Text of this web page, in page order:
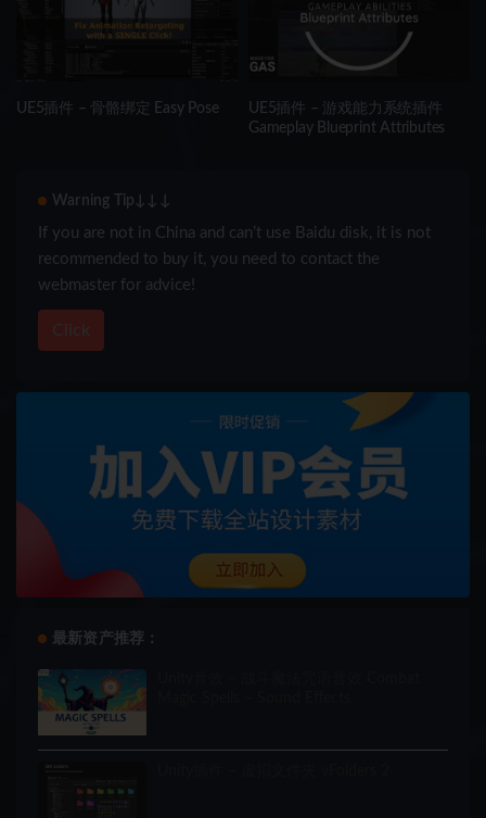
UE5插件 – 骨骼绑定 Easy Pose
UE5插件 – 游戏能力系统插件
Gameplay Blueprint Attributes
Warning Tip↓↓↓
If you are not in China and can’t use Baidu disk, it is not
recommended to buy it, you need to contact the
webmaster for advice!
Click
最新资产推荐：